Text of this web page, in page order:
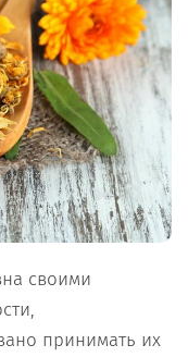
своими
принимать их